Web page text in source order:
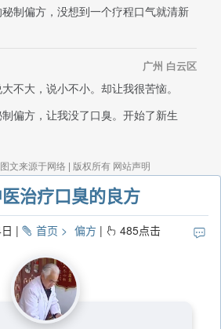
治疗口臭的良方
首页 偏方 485点击